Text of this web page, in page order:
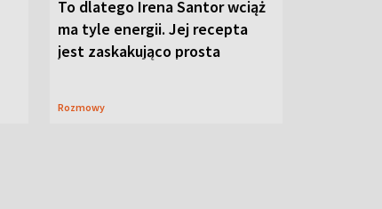
To dlatego Irena Santor wciąż
ma tyle energii. Jej recepta
jest zaskakująco prosta
Rozmowy